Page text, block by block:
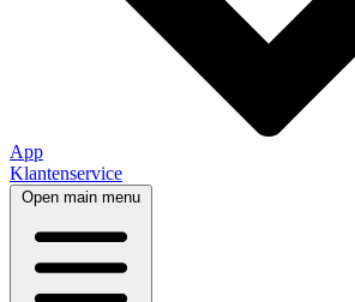
App
Klantenservice
Open main menu